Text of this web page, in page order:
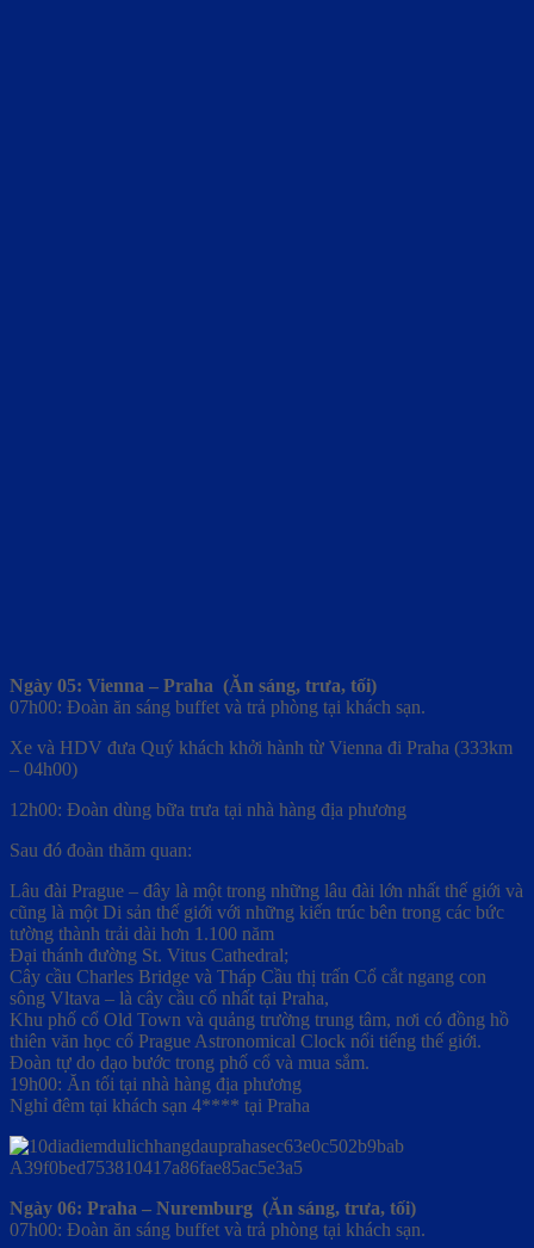
Ngày 05: Vienna – Praha (Ăn sáng, trưa, tối)
07h00: Đoàn ăn sáng buffet và trả phòng tại khách sạn.
Xe và HDV đưa Quý khách khởi hành từ Vienna đi Praha (333km
– 04h00)
12h00: Đoàn dùng bữa trưa tại nhà hàng địa phương
Sau đó đoàn thăm quan:
Lâu đài Prague – đây là một trong những lâu đài lớn nhất thế giới và
cũng là một Di sản thế giới với những kiến trúc bên trong các bức
tường thành trải dài hơn 1.100 năm
Đại thánh đường St. Vitus Cathedral;
Cây cầu Charles Bridge và Tháp Cầu thị trấn Cổ cắt ngang con
sông Vltava – là cây cầu cổ nhất tại Praha,
Khu phố cổ Old Town và quảng trường trung tâm, nơi có đồng hồ
thiên văn học cổ Prague Astronomical Clock nổi tiếng thế giới.
Đoàn tự do dạo bước trong phố cổ và mua sắm.
19h00: Ăn tối tại nhà hàng địa phương
Nghỉ đêm tại khách sạn 4**** tại Praha
Ngày 06: Praha – Nuremburg (Ăn sáng, trưa, tối)
07h00: Đoàn ăn sáng buffet và trả phòng tại khách sạn.